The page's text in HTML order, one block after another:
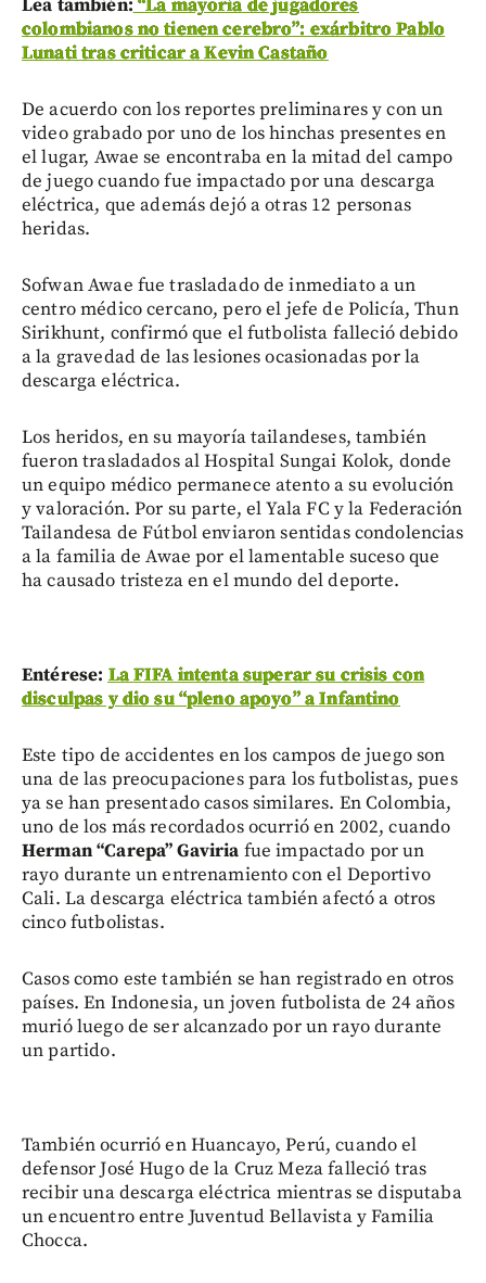
Lea también: “La mayoría de jugadores
colombianos no tienen cerebro”: exárbitro Pablo
Lunati tras criticar a Kevin Castaño
De acuerdo con los reportes preliminares y con un
video grabado por uno de los hinchas presentes en
el lugar, Awae se encontraba en la mitad del campo
de juego cuando fue impactado por una descarga
eléctrica, que además dejó a otras 12 personas
heridas.
Sofwan Awae fue trasladado de inmediato a un
centro médico cercano, pero el jefe de Policía, Thun
Sirikhunt, confirmó que el futbolista falleció debido
a la gravedad de las lesiones ocasionadas por la
descarga eléctrica.
Los heridos, en su mayoría tailandeses, también
fueron trasladados al Hospital Sungai Kolok, donde
un equipo médico permanece atento a su evolución
y valoración. Por su parte, el Yala FC y la Federación
Tailandesa de Fútbol enviaron sentidas condolencias
a la familia de Awae por el lamentable suceso que
ha causado tristeza en el mundo del deporte.
Entérese: La FIFA intenta superar su crisis con
disculpas y dio su “pleno apoyo” a Infantino
Este tipo de accidentes en los campos de juego son
una de las preocupaciones para los futbolistas, pues
ya se han presentado casos similares. En Colombia,
uno de los más recordados ocurrió en 2002, cuando
Herman “Carepa” Gaviria fue impactado por un
rayo durante un entrenamiento con el Deportivo
Cali. La descarga eléctrica también afectó a otros
cinco futbolistas.
Casos como este también se han registrado en otros
países. En Indonesia, un joven futbolista de 24 años
murió luego de ser alcanzado por un rayo durante
un partido.
También ocurrió en Huancayo, Perú, cuando el
defensor José Hugo de la Cruz Meza falleció tras
recibir una descarga eléctrica mientras se disputaba
un encuentro entre Juventud Bellavista y Familia
Chocca.